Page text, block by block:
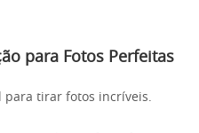
para Fotos Perfeitas
para tirar fotos incríveis.